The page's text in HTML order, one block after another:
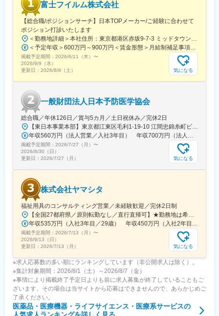
・介護用品店
→一般消費者向けに介護用品を販売する店舗
具体例として、松葉杖、補聴器、介護用の衣類や靴、入浴用い
す、食事補助具、リハビリ器具などを取り扱います
・リネン会社
→介護施設や病院、ホテルなどに対してリネンサービス（タオル
やシーツ、寝具類の貸出やクリーニング）を提供する会社
男性２名、女性１名で、非常に穏やかな雰囲気です
■働きやすさ
中途入社者の定着率が年々上昇しており、2024年度入社者で
100％定着を実現！
過去来、3割ほどだった離職率が23年度に1割、24年度で0を達成
しました
■入社後の流れ
・始めは商品知識等の座学から始まります。研修終了後も月に1度
勉強会があり、新しい商品の知識を身に着けることが出来ます。
・独り立ち後も社用携帯で電話で先輩へ相談をしたり、日報やレ
ポートを全員で共有しコメントをもらいながらフォローいただけ
ます
■キャリアパス
主任→係長→課長→部長→本部長と昇進可能です
女性の部長も在籍しておりますので男女関係なく活躍できます！
変更の範囲：会社の定める業務
富士フイルム株式会社
【総合職/ポジションサーチ】日本TOPメーカー/ご経験に合わせて
ポジション打診いたします
＜勤務地詳細＞本社住所：東京都港区赤坂9-7-3 ミッドタウン・ウェスト勤務地最寄駅：東京メトロ日比谷線／都営大江戸線／六本木駅受動喫煙対策：敷地内全面禁煙
＜予定年収＞600万円～900万円＜賃金形態＞月給制補足事項なし＜賃金内訳＞月額（基本給）：300,000円～500,000円＜月給＞300,000円～500,000円＜昇給有無＞有＜残業手当＞有賃金はあくまでも目安の金額であり、選考を通じて上下する可能性があります。月給(月額)は固定手当を含めた表記です。
掲載予定期間： 2026/6/11（木） 〜
2026/9/9（水）
更新日： 2026/8/8（土） 気になる
一般財団法人日本予防医学協会
総合職／年休126日／賞与5カ月／土日祝休み／完休2日
【東日本事業本部】東京都江東区毛利1-19-10 江間忠錦糸町ビル※訪問先からの直行直帰が可能です！＜アクセス＞・JR総武線（快速・各駅停車）／東京メトロ半蔵門線 錦糸町駅より徒歩5分・東京メトロ半蔵門線／都営新宿線 住吉駅より徒歩5分※受動喫煙対策:屋内全面禁煙
年収560万円（法人営業／入社3年目） 年収700万円（法人営業・チームリーダー／入社5年目）
掲載予定期間： 2026/7/27（月） 〜
2026/8/30（日）
更新日： 2026/7/27（月） 気になる
株式会社ヤマシタ
福祉用具のコンサルティング営業／未経験歓迎／完休2日制
【全国27都府県／原則転勤なし／直行直帰可】★勤務地は希望を考慮★拠点により車通勤OK※充足状況により、ご希望の勤務地での募集が終了している場合があります。※転居を伴う転勤の有無は、半年ごとに希望を伺い、選択いただけます。■東北■・宮城県（仙台市）■関東■・東京都（東京23区など）・神奈川県（横浜市など）・埼玉県（さいたま市など）・千葉県（千葉市など）・茨城県（水戸市）・栃木県（宇都宮市／足利市）・群馬県（前橋市）■東海■・愛知県（名古屋市／豊田市／豊橋市／小牧市）・静岡県（静岡市／浜松市／沼津市／焼津市／富士市）・岐阜県（岐阜市）・三重県（四日市市）■信越・北陸■・長野県（長野市）・山梨県（甲府市）・石川県（金沢市）・富山県（富山市）・福井県（福井市）■関西■・大阪府・兵庫県（神戸市／尼崎市／姫路市）・京都府（京都市）・奈良県（奈良市／天理市）・滋賀県（大津市／彦根市）・和歌山県（和歌山市／田辺市）■中国■・広島県（広島市）・岡山県（岡山市）■四国■・香川県（高松市）■九州■・福岡県（福岡市）
年収535万円（入社3年目／29歳） 年収450万円（入社2年目／26歳）
掲載予定期間： 2026/7/13（月） 〜
2026/9/13（日）
更新日： 2026/7/13（月） 気になる
※求人応募数の多い順にランキングしています（非公開求人は除く）。
※集計対象期間：2026/8/1（土）～2026/8/7（金）
※事情により掲載終了予定日よりも前に求人募集が終了していることもご
ざいます。その場合は当サイトから応募はできませんので、あらかじめご
了承ください。
医薬品・医療機器・ライフサイエンス・医療系サービスの